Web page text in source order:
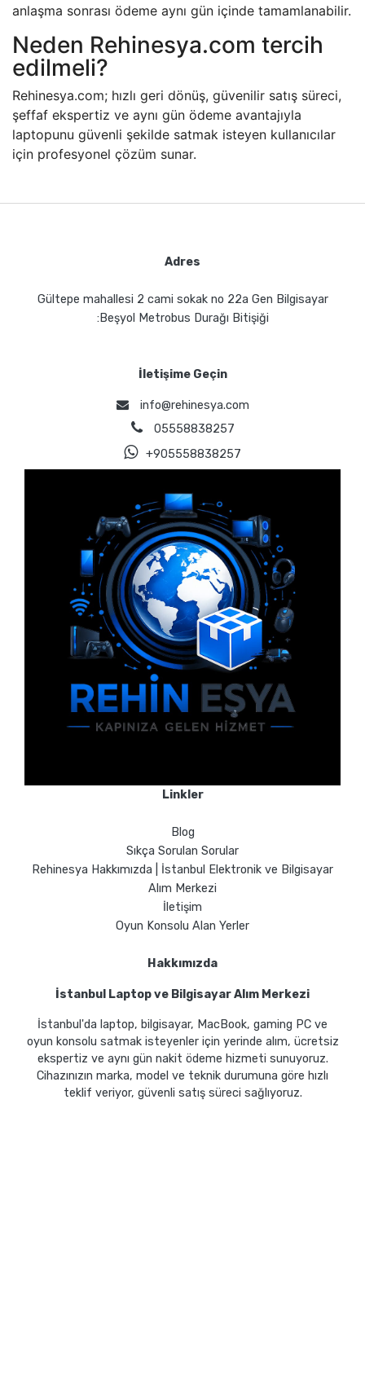
anlaşma sonrası ödeme aynı gün içinde tamamlanabilir.
Neden Rehinesya.com tercih
edilmeli?
Rehinesya.com; hızlı geri dönüş, güvenilir satış süreci,
şeffaf ekspertiz ve aynı gün ödeme avantajıyla
laptopunu güvenli şekilde satmak isteyen kullanıcılar
için profesyonel çözüm sunar.
Adres
Gültepe mahallesi 2 cami sokak no 22a Gen Bilgisayar
:Beşyol Metrobus Durağı Bitişiği
İletişime Geçin
info@rehinesya.com
05558838257
+905558838257
Linkler
Blog
Sıkça Sorulan Sorular
Rehinesya Hakkımızda | İstanbul Elektronik ve Bilgisayar
Alım Merkezi
İletişim
Oyun Konsolu Alan Yerler
Hakkımızda
İstanbul Laptop ve Bilgisayar Alım Merkezi
İstanbul'da laptop, bilgisayar, MacBook, gaming PC ve
oyun konsolu satmak isteyenler için yerinde alım, ücretsiz
ekspertiz ve aynı gün nakit ödeme hizmeti sunuyoruz.
Cihazınızın marka, model ve teknik durumuna göre hızlı
teklif veriyor, güvenli satış süreci sağlıyoruz.